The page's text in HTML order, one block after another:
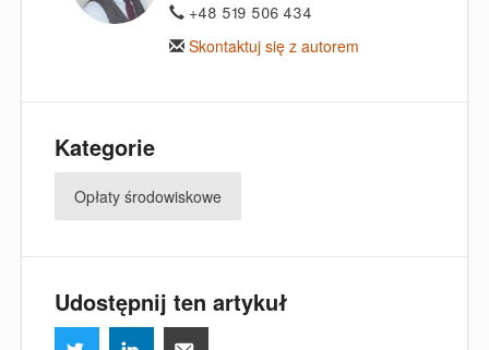
+48 519 506 434
Skontaktuj się z autorem
Kategorie
Opłaty środowiskowe
Udostępnij ten artykuł